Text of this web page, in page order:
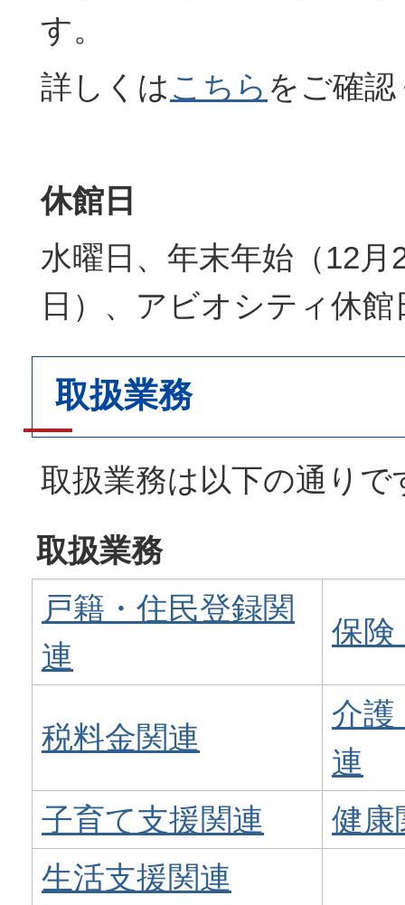
す。
詳しくは こちら をご確
休館日
水曜日、年末年始（12月
日）、アビオシティ休館
取扱業務
取扱業務は以下の通りで
取扱業務
戸籍・住民登録関
連
保険
税料金関連
介護
連
子育て支援関連
健康
生活支援関連